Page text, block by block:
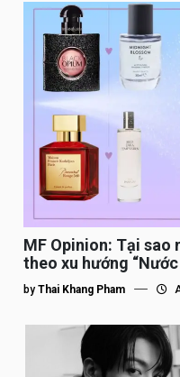
MF Opinion: Tại sao
theo xu hướng “Nước
by Thai Khang Pham